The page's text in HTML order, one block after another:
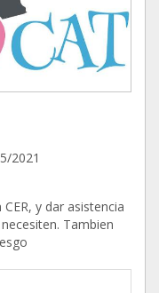
2021
y dar asistencia
Tambien